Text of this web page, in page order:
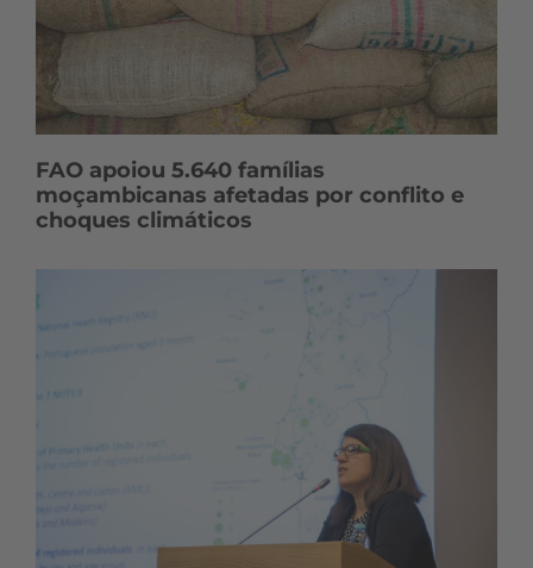
FAO apoiou 5.640 famílias
moçambicanas afetadas por conflito e
choques climáticos